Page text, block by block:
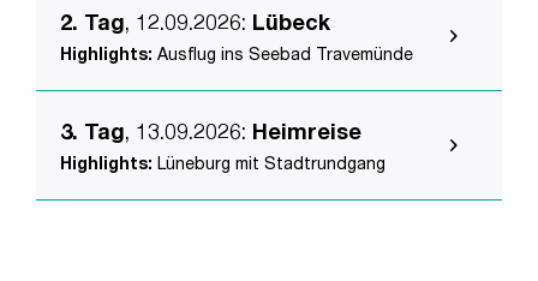
2. Tag, 12.09.2026: Lübeck
Highlights: Ausflug ins Seebad Travemünde
3. Tag, 13.09.2026: Heimreise
Highlights: Lüneburg mit Stadtrundgang